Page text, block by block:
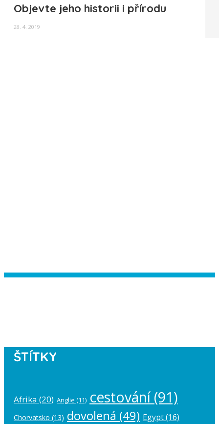
Objevte jeho historii i přírodu
28. 4. 2019
ŠTÍTKY
Afrika (20) Anglie (11) cestování(91)
Chorvatsko (13) dovolená (49) Egypt(16)